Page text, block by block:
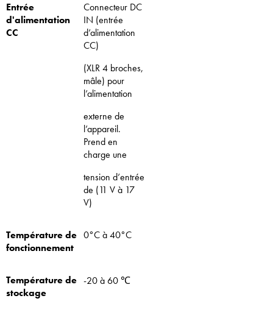
Entrée
d'alimentation
CC
Connecteur DC
IN (entrée
d’alimentation
CC)
(XLR 4 broches,
mâle) pour
l’alimentation
externe de
l’appareil.
Prend en
charge une
tension d’entrée
de (11 V à 17
V)
Température de
fonctionnement
0°C à 40°C
Température de
stockage
-20 à 60 ℃